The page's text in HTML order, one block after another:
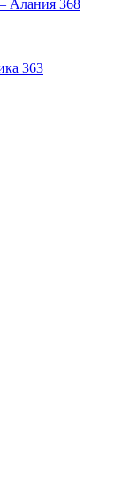
Алания 368
363